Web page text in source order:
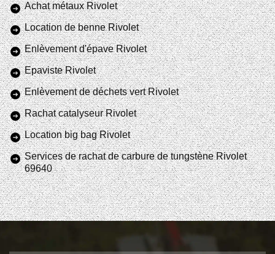
Achat métaux Rivolet
Location de benne Rivolet
Enlèvement d'épave Rivolet
Epaviste Rivolet
Enlèvement de déchets vert Rivolet
Rachat catalyseur Rivolet
Location big bag Rivolet
Services de rachat de carbure de tungstène Rivolet
69640